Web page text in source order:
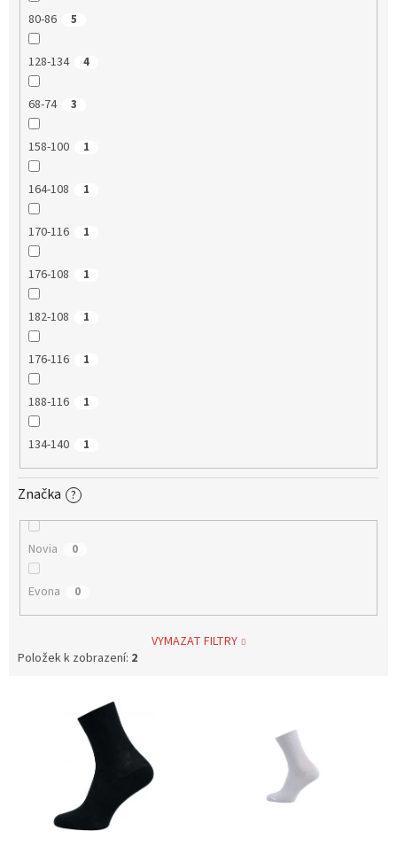
80-86 5
128-134 4
68-74 3
158-100 1
164-108 1
170-116 1
176-108 1
182-108 1
176-116 1
188-116 1
134-140 1
Značka ?
Novia 0
Evona 0
VYMAZAT FILTRY
Položek k zobrazení: 2